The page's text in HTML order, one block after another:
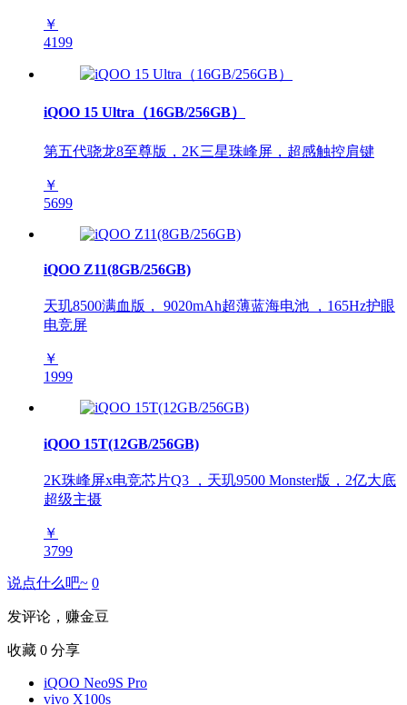
￥
4199
iQOO 15 Ultra（16GB/256GB）
第五代骁龙8至尊版，2K三星珠峰屏，超感触控肩键
￥
5699
iQOO Z11(8GB/256GB)
天玑8500满血版， 9020mAh超薄蓝海电池 ，165Hz护眼
电竞屏
￥
1999
iQOO 15T(12GB/256GB)
2K珠峰屏x电竞芯片Q3 ，天玑9500 Monster版，2亿大底
超级主摄
￥
3799
说点什么吧~ 0
发评论，赚金豆
收藏 0 分享
iQOO Neo9S Pro
vivo X100s